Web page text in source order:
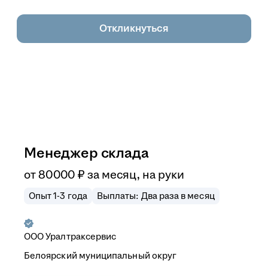
Откликнуться
Менеджер склада
от80 000 ₽ за месяц, на руки
Опыт 1-3 года Выплаты: Два раза в месяц
ОООУралтраксервис
Белоярский муниципальный округ